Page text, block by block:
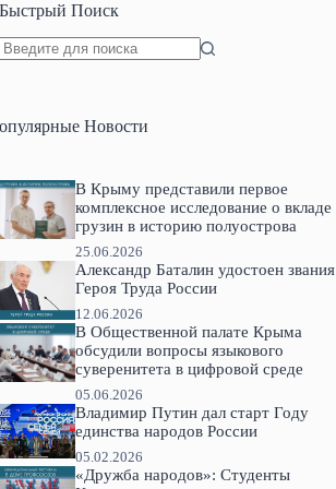
Быстрый Поиск
Новости
В Крыму представили первое
комплексное исследование о вкладе
грузин в историю полуострова
25.06.2026
Александр Баталин удостоен звания
Героя Труда России
12.06.2026
В Общественной палате Крыма
обсудили вопросы языкового
суверенитета в цифровой среде
05.06.2026
Владимир Путин дал старт Году
единства народов России
05.02.2026
«Дружба народов»: Студенты